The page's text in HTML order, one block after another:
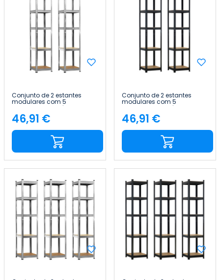
Conjunto de 2 estantes
modulares com 5
prateleiras ajustáveis, 180 x
40 x 40 cm, 175 kg Thinia
Home
Preço
46,91 €
Conjunto de 2 estantes
modulares com 5
prateleiras ajustáveis, 180 x
40 x 40 cm, 175 kg Thinia
Home
Preço
46,91 €